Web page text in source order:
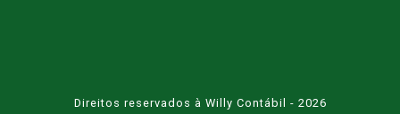
Direitos reservados à Willy Contábil - 2026